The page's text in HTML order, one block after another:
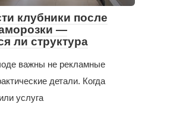
клубники после
—
ли структура
важны не рекламные
детали. Когда
услуга